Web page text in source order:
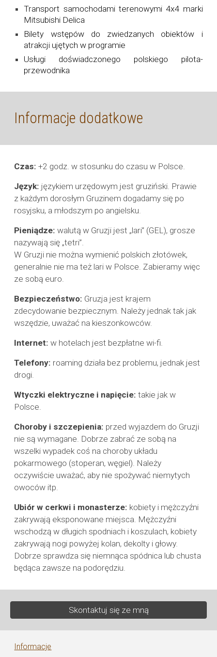
Transport samochodami terenowymi 4x4 marki
Mitsubishi Delica
Bilety wstępów do zwiedzanych obiektów i
atrakcji ujętych w programie
Usługi doświadczonego polskiego pilota-
przewodnika
Informacje dodatkowe
Czas:+2 godz. w stosunku do czasu w Polsce.
Język: językiem urzędowym jest gruziński. Prawie
z każdym dorosłym Gruzinem dogadamy się po
rosyjsku, a młodszym po angielsku.
Pieniądze:walutą w Gruzji jest „lari” (GEL), grosze
nazywają się „tetri”.
W Gruzji nie można wymienić polskich złotówek,
generalnie nie ma też lari w Polsce. Zabieramy więc
ze sobą euro.
Bezpieczeństwo: Gruzja jest krajem
zdecydowanie bezpiecznym. Należy jednak tak jak
wszędzie, uważać na kieszonkowców.
Internet: w hotelach jest bezpłatne wi-fi.
Telefony: roaming działa bez problemu, jednak jest
drogi.
Wtyczki elektryczne i napięcie: takie jak w
Polsce.
Choroby i szczepienia: przed wyjazdem do Gruzji
nie są wymagane. Dobrze zabrać ze sobą na
wszelki wypadek coś na choroby układu
pokarmowego (stoperan, węgiel). Należy
oczywiście uważać, aby nie spożywać niemytych
owoców itp.
Ubiór w cerkwi i monasterze: kobiety i mężczyźni
zakrywają eksponowane miejsca. Mężczyźni
wschodzą w długich spodniach i koszulach, kobiety
zakrywają nogi powyżej kolan, dekolty i głowy.
Dobrze sprawdza się niemnąca spódnica lub chusta
będąca zawsze na podorędziu.
Skontaktuj się ze mną
Informacje